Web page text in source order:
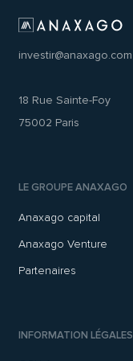
investir@anaxago.com
18 Rue Sainte-Foy
75002 Paris
LE GROUPE ANAXAGO
Anaxago capital
Anaxago Venture
Partenaires
INFORMATION LÉGALES